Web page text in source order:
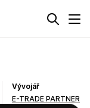
Vývojář
E-TRADE PARTNER